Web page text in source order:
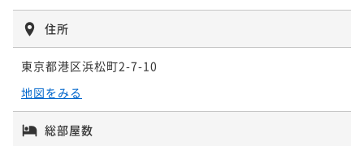
住所
東京都港区浜松町2-7-10
地図をみる
総部屋数